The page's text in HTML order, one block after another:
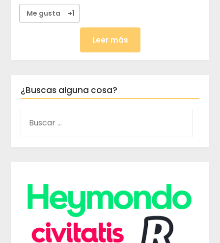
Me gusta +1
Leer más
¿Buscas alguna cosa?